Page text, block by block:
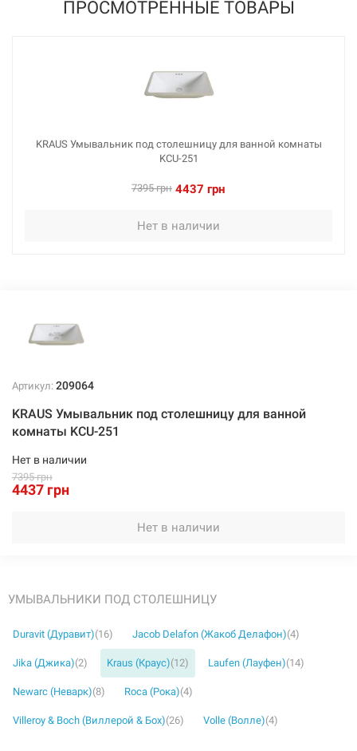
ПРОСМОТРЕННЫЕ ТОВАРЫ
KRAUS Умывальник под столешницу для ванной комнаты
KCU-251
7395 грн 4437 грн
Нет в наличии
Артикул: 209064
KRAUS Умывальник под столешницу для ванной
комнаты KCU-251
Нет в наличии
7395 грн
4437 грн
Нет в наличии
УМЫВАЛЬНИКИ ПОД СТОЛЕШНИЦУ
Duravit (Дуравит)(16) Jacob Delafon (Жакоб Делафон)(4)
Jika (Джика)(2) Kraus (Краус)(12) Laufen (Лауфен)(14)
Newarc (Неварк)(8) Roca (Рока)(4)
Villeroy & Boch (Виллерой & Бох)(26) Volle (Волле)(4)